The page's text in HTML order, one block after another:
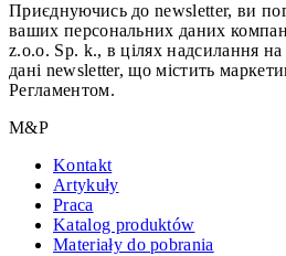
Приєднуючись до newsletter, ви
ваших персональних даних
z.o.o. Sp. k., в цілях надсилання на
дані newsletter, що містить
Регламентом.
M&P
Kontakt
Artykuły
Praca
Katalog produktów
Materiały do pobrania